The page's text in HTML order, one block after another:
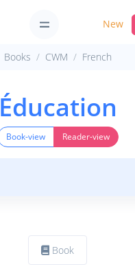
New
Books CWM French
Éducation
Book-view Reader-view
Book